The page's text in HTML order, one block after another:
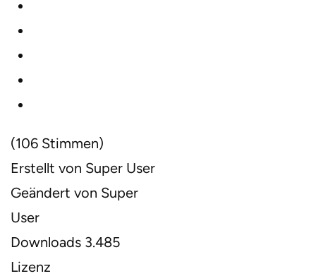
(106 Stimmen)
Erstellt von Super User
Geändert von Super
User
Downloads 3.485
Lizenz